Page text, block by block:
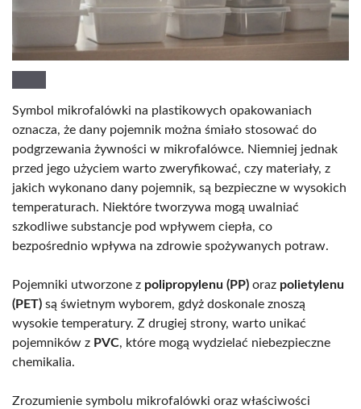
Symbol mikrofalówki na plastikowych opakowaniach
oznacza, że dany pojemnik można śmiało stosować do
podgrzewania żywności w mikrofalówce. Niemniej jednak
przed jego użyciem warto zweryfikować, czy materiały, z
jakich wykonano dany pojemnik, są bezpieczne w wysokich
temperaturach. Niektóre tworzywa mogą uwalniać
szkodliwe substancje pod wpływem ciepła, co
bezpośrednio wpływa na zdrowie spożywanych potraw.
Pojemniki utworzone z polipropylenu (PP) oraz polietylenu
(PET) są świetnym wyborem, gdyż doskonale znoszą
wysokie temperatury. Z drugiej strony, warto unikać
pojemników z PVC, które mogą wydzielać niebezpieczne
chemikalia.
Zrozumienie symbolu mikrofalówki oraz właściwości